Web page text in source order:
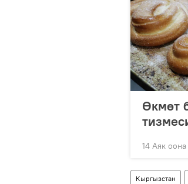
Өкмөт
14 Аяк
Кыргызстан